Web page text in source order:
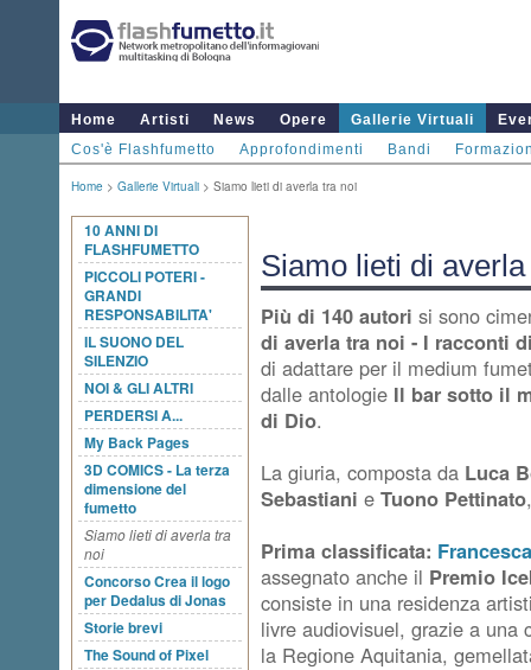
Home Artisti News Opere Gallerie Virtuali
Cos'è Flashfumetto
Approfondimenti Bandi
Home > Gallerie Virtuali > Siamo lieti di averla tra noi
10 ANNI DI
FLASHFUMETTO
PICCOLI POTERI -
GRANDI
RESPONSABILITA'
IL SUONO DEL
SILENZIO
NOI & GLI ALTRI
PERDERSI A...
My Back Pages
3D COMICS - La terza
dimensione del
fumetto
Siamo lieti di averla tra
noi
Concorso Crea il logo
per Dedalus di Jonas
Storie brevi
The Sound of Pixel
Siamo lieti di
Più di 140 autori si sono
di averla tra noi - I racconti
di adattare per il medium
dalle antologie Il bar sotto il
di Dio.
La giuria, composta da Luca
Sebastiani e Tuono Pettinato
Prima classificata:
assegnato anche il Premio
consiste in una residenza
livre audiovisuel, grazie a una
la Regione Aquitania,